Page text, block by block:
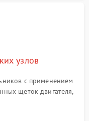
узлов
с применением
щеток двигателя,
манжеты.